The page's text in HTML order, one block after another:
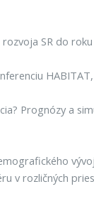
SR do
Prognózy a
v rozličných